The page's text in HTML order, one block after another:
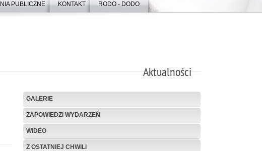
PUBLICZNE KONTAKT RODO - DODO
Aktualności
GALERIE
ZAPOWIEDZI WYDARZEŃ
WIDEO
Z OSTATNIEJ CHWILI